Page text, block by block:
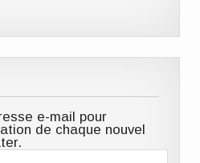
e-mail pour
de chaque nouvel